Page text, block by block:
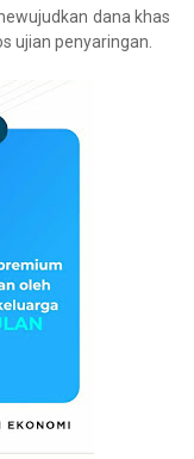
dana khas
ujian penyaringan.